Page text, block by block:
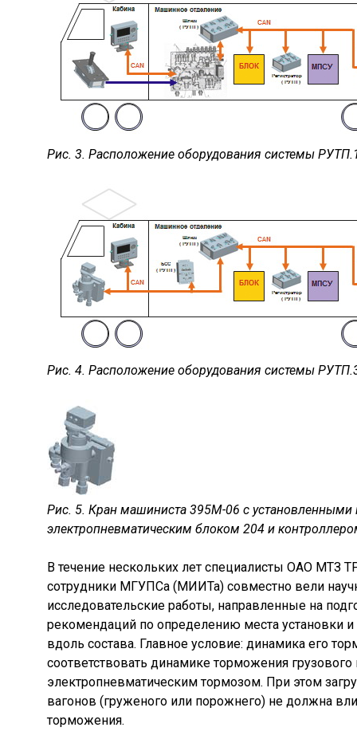
Рис. 3. Расположение оборудования системы
Рис. 4. Расположение оборудования системы
Рис. 5. Кран машиниста 395М-06 с установленными
электропневматическим блоком 204 и
В течение нескольких лет специалисты ОАО МТЗ
сотрудники МГУПСа (МИИТа) совместно вели
исследовательские работы, направленные на
рекомендаций по определению места установки
вдоль состава. Главное условие: динамика его
соответствовать динамике торможения
электропневматическим тормозом. При этом
вагонов (груженого или порожнего) не должна
торможения.